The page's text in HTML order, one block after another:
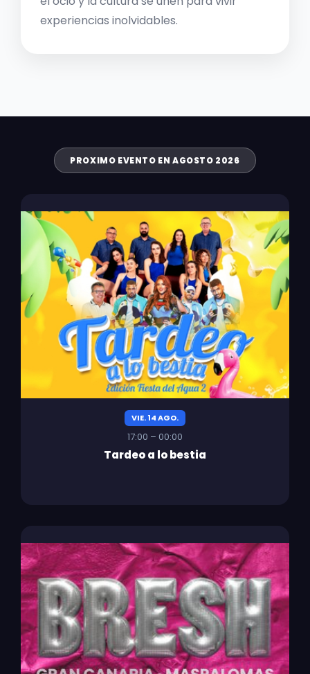
experiencias inolvidables.
PROXIMO EVENTO EN AGOSTO 2026
VIE. 14 AGO.
17:00 – 00:00
Tardeo a lo bestia